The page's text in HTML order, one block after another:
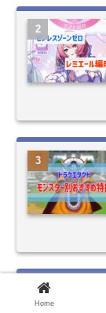
Home